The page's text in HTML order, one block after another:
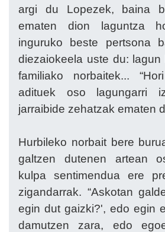
argi du Lopezek, baina
ematen dion laguntza
inguruko beste pertsona
diezaiokeela uste du: lagun
familiako norbaitek...
adituek oso lagungarri
jarraibide zehatzak ematen
Hurbileko norbait bere
galtzen dutenen artean
kulpa sentimendua ere
zigandarrak. “Askotan
egin dut gaizki?', edo egin
damutzen zara, edo